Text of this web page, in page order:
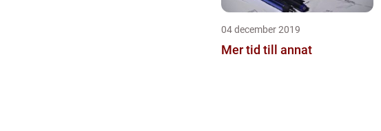
04 december 2019
Mer tid till annat